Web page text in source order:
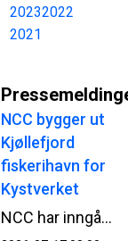
20232022
2021
NCC bygger ut
Kjøllefjord
fiskerihavn for
Kystverket
NCC har inngått kontrakt med Kystverket om utbygging av Kjøllefjord fiskerihavn i Lebesby kommune i Finnmark. Kontrakten har en verdi på 510 millioner norske kroner.